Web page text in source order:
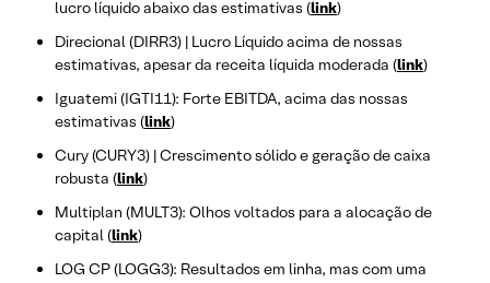
lucro líquido abaixo das estimativas (link)
Direcional (DIRR3) | Lucro Líquido acima de nossas
estimativas, apesar da receita líquida moderada (link)
Iguatemi (IGTI11): Forte EBITDA, acima das nossas
estimativas (link)
Cury (CURY3) | Crescimento sólido e geração de caixa
robusta (link)
Multiplan (MULT3): Olhos voltados para a alocação de
capital (link)
LOG CP (LOGG3): Resultados em linha, mas com uma